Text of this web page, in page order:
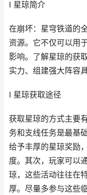
I 星琼简介
在崩坏：星穹铁道的
资源。它不仅可以用
影响。了解星琼的获
实力、组建强大阵容
I 星琼获取途径
获取星琼的方式主要
务和支线任务是最基
给予丰厚的星琼奖励
度。其次，玩家可以
琼，这些活动往往在
厚。尽量多参与这些